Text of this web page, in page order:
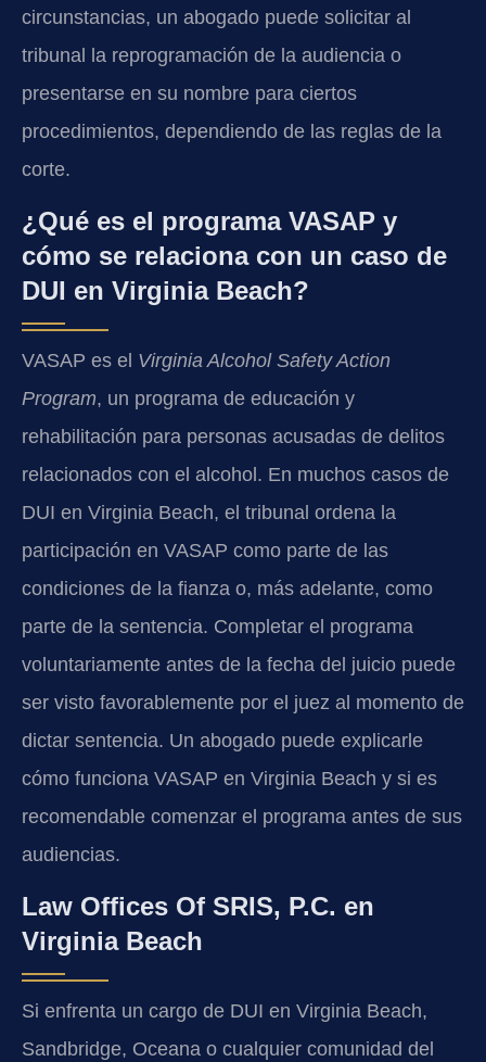
circunstancias, un abogado puede solicitar al
tribunal la reprogramación de la audiencia o
presentarse en su nombre para ciertos
procedimientos, dependiendo de las reglas de la
corte.
¿Qué es el programa VASAP y
cómo se relaciona con un caso de
DUI en Virginia Beach?
VASAP es el Virginia Alcohol Safety Action
Program, un programa de educación y
rehabilitación para personas acusadas de delitos
relacionados con el alcohol. En muchos casos de
DUI en Virginia Beach, el tribunal ordena la
participación en VASAP como parte de las
condiciones de la fianza o, más adelante, como
parte de la sentencia. Completar el programa
voluntariamente antes de la fecha del juicio puede
ser visto favorablemente por el juez al momento de
dictar sentencia. Un abogado puede explicarle
cómo funciona VASAP en Virginia Beach y si es
recomendable comenzar el programa antes de sus
audiencias.
Law Offices Of SRIS, P.C. en
Virginia Beach
Si enfrenta un cargo de DUI en Virginia Beach,
Sandbridge, Oceana o cualquier comunidad del